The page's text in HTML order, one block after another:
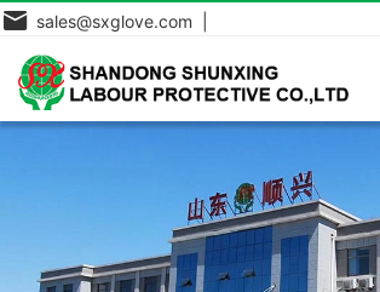
sales@sxglove.com |